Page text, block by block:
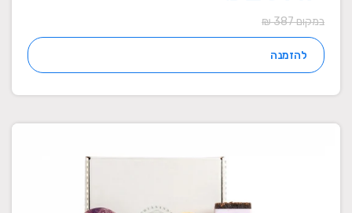
במקום 387 ₪
להזמנה